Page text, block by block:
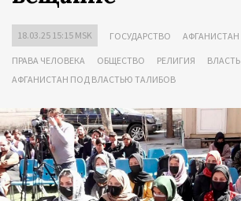
18.03.25 15:15 MSK ГОСУДАРСТВО АФГАНИСТАН
ПРАВА ЧЕЛОВЕКА ОБЩЕСТВО РЕЛИГИЯ ВЛАСТЬ
АФГАНИСТАН ПОД ВЛАСТЬЮ ТАЛИБОВ